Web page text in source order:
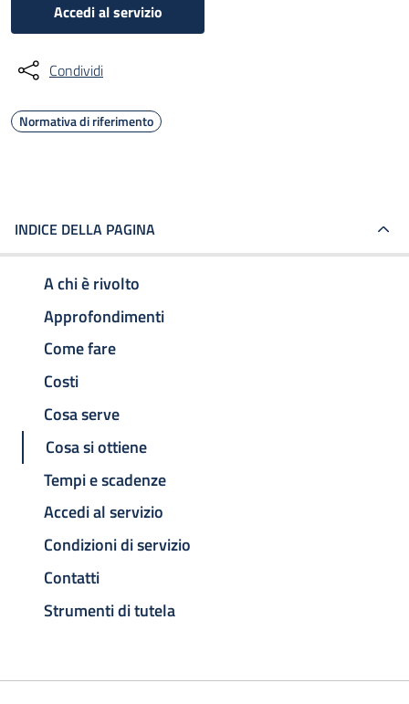
Accedi al servizio
Condividi
Normativa di riferimento
INDICE DELLA PAGINA
A chi è rivolto
Approfondimenti
Come fare
Costi
Cosa serve
Cosa si ottiene
Tempi e scadenze
Accedi al servizio
Condizioni di servizio
Contatti
Strumenti di tutela